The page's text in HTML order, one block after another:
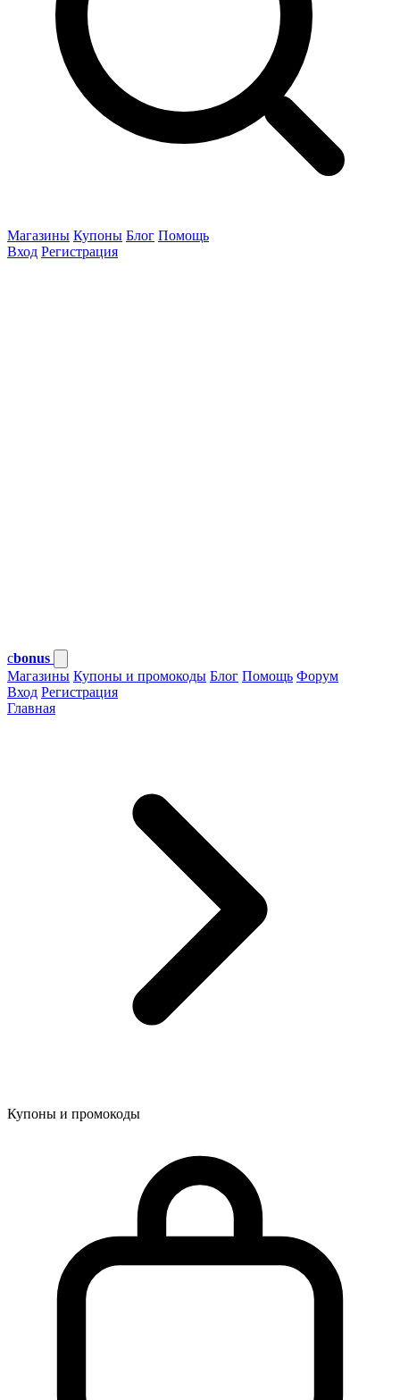
Магазины Купоны Блог Помощь
Вход Регистрация
cbonus
Магазины Купоны и промокоды Блог Помощь Форум
Вход Регистрация
Главная
Купоны и промокоды